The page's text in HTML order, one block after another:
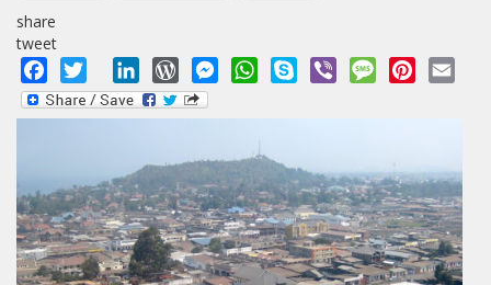
share
tweet
Facebook
Twitter LinkedInWordPressMessengerWhatsApp
Skype Viber MessagePinterest